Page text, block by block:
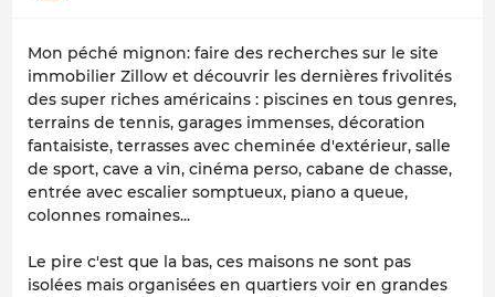
Mon péché mignon: faire des recherches sur le site
immobilier Zillow et découvrir les dernières frivolités
des super riches américains : piscines en tous genres,
terrains de tennis, garages immenses, décoration
fantaisiste, terrasses avec cheminée d'extérieur, salle
de sport, cave a vin, cinéma perso, cabane de chasse,
entrée avec escalier somptueux, piano a queue,
colonnes romaines...
Le pire c'est que la bas, ces maisons ne sont pas
isolées mais organisées en quartiers voir en grandes